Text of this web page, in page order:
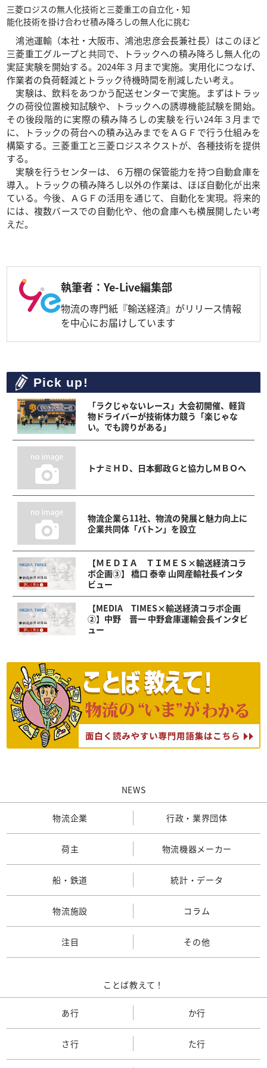
三菱ロジスの無人化技術と三菱重工の自立化・知
能化技術を掛け合わせ積み降ろしの無人化に挑む
鴻池運輸（本社・大阪市、鴻池忠彦会長兼社長）はこのほど
三菱重工グループと共同で、トラックへの積み降ろし無人化の
実証実験を開始する。2024年３月まで実施。実用化につなげ、
作業者の負荷軽減とトラック待機時間を削減したい考え。
実験は、飲料をあつかう配送センターで実施。まずはトラッ
クの荷役位置検知試験や、トラックへの誘導機能試験を開始。
その後段階的に実際の積み降ろしの実験を行い24年３月まで
に、トラックの荷台への積み込みまでをＡＧＦで行う仕組みを
構築する。三菱重工と三菱ロジスネクストが、各種技術を提供
する。
実験を行うセンターは、６万棚の保管能力を持つ自動倉庫を
導入。トラックの積み降ろし以外の作業は、ほぼ自動化が出来
ている。今後、ＡＧＦの活用を通じて、自動化を実現。将来的
には、複数バースでの自動化や、他の倉庫へも横展開したい考
えだ。
執筆者：Ye-Live編集部
物流の専門紙『輸送経済』がリリース情報
を中心にお届けしています
Pick up!
「ラクじゃないレース」大会初開催、軽貨
物ドライバーが技術体力競う「楽じゃな
い。でも誇りがある」
トナミＨＤ、日本郵政Ｇと協力しＭＢＯへ
物流企業ら11社、物流の発展と魅力向上に
企業共同体「バトン」を設立
【ＭＥＤＩＡ ＴＩＭＥＳ×輸送経済コラ
ボ企画③】 橋口 泰幸 山岡産輸社長インタ
ビュー
【MEDIA TIMES×輸送経済コラボ企画
②】中野 晋一 中野倉庫運輸会長インタビ
ュー
NEWS
物流企業 行政・業界団体
荷主 物流機器メーカー
船・鉄道 統計・データ
物流施設 コラム
注目 その他
ことば教えて！
あ行 か行
さ行 た行